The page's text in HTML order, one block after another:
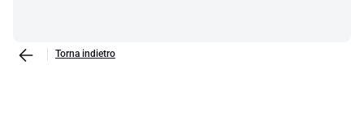
Torna indietro